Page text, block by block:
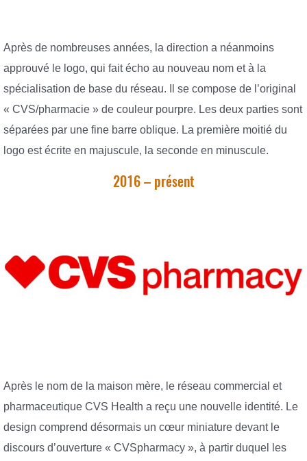
Après de nombreuses années, la direction a néanmoins
approuvé le logo, qui fait écho au nouveau nom et à la
spécialisation de base du réseau. Il se compose de l’original
« CVS/pharmacie » de couleur pourpre. Les deux parties sont
séparées par une fine barre oblique. La première moitié du
logo est écrite en majuscule, la seconde en minuscule.
2016 – présent
Après le nom de la maison mère, le réseau commercial et
pharmaceutique CVS Health a reçu une nouvelle identité. Le
design comprend désormais un cœur miniature devant le
discours d’ouverture « CVSpharmacy », à partir duquel les